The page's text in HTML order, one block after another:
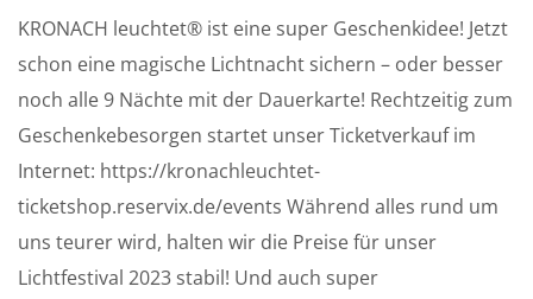
KRONACH leuchtet® ist eine super Geschenkidee! Jetzt
schon eine magische Lichtnacht sichern – oder besser
noch alle 9 Nächte mit der Dauerkarte! Rechtzeitig zum
Geschenkebesorgen startet unser Ticketverkauf im
Internet: https://kronachleuchtet-
ticketshop.reservix.de/events Während alles rund um
uns teurer wird, halten wir die Preise für unser
Lichtfestival 2023 stabil! Und auch super